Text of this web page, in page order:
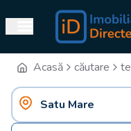
Acasă căutare